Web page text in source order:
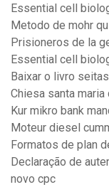
Essential cell
Metodo de mohr
Prisioneros de la
Essential cell
Baixar o livro
Chiesa santa
Kur mikro bank
Moteur diesel
Formatos de plan
Declaração de
novo cpc